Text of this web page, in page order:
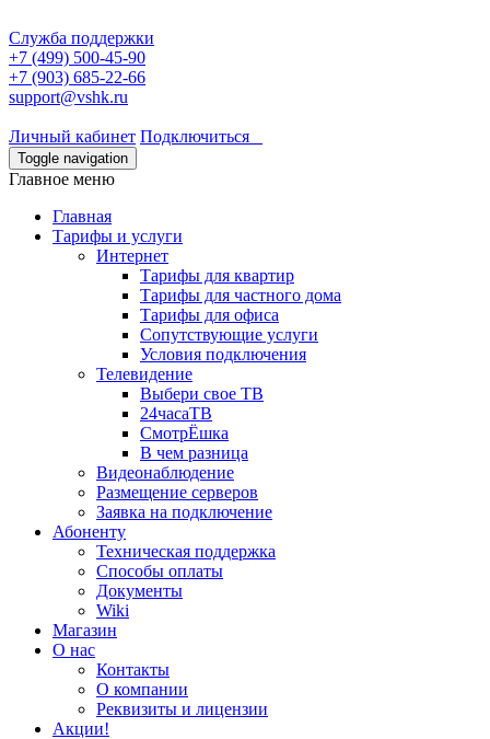
Служба поддержки
+7 (499) 500-45-90
+7 (903) 685-22-66
support@vshk.ru
Личный кабинет Подключиться
Toggle navigation
Главное меню
Главная
Тарифы и услуги
Интернет
Тарифы для квартир
Тарифы для частного дома
Тарифы для офиса
Сопутствующие услуги
Условия подключения
Телевидение
Выбери свое ТВ
24часаТВ
СмотрЁшка
В чем разница
Видеонаблюдение
Размещение серверов
Заявка на подключение
Абоненту
Техническая поддержка
Способы оплаты
Документы
Wiki
Магазин
О нас
Контакты
О компании
Реквизиты и лицензии
Акции!